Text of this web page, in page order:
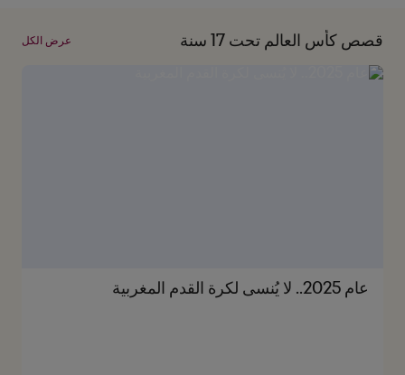
قصص كأس العالم تحت 17 سنة عرض الكل
عام 2025.. لا يُنسى لكرة القدم المغربية